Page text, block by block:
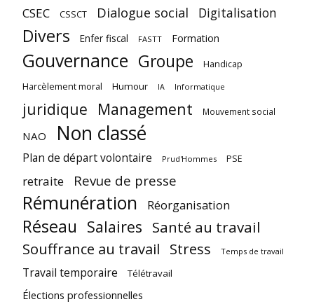
CSEC CSSCT Dialogue social Digitalisation
Divers Enfer fiscal FASTT Formation
Gouvernance Groupe Handicap
Harcèlement moral Humour IA Informatique
juridique Management Mouvement social
NAO Non classé
Plan de départ volontaire Prud'Hommes PSE
retraite Revue de presse
Rémunération Réorganisation
Réseau Salaires Santé au travail
Souffrance au travail Stress Temps de travail
Travail temporaire Télétravail
Élections professionnelles